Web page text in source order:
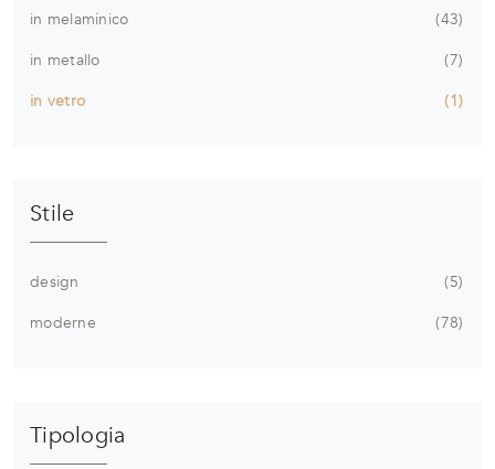
in melaminico
43
in metallo
7
in vetro
1
Stile
design
5
moderne
78
Tipologia